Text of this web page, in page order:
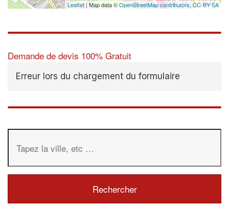
Leaflet| Map data ©OpenStreetMap contributors, CC-BY-SA
Demande de devis 100% Gratuit
Erreur lors du chargement du formulaire